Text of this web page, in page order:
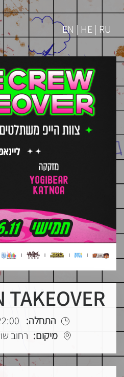
EN | HE | RU
TAKEOVER
התחלה: 06.11.2025
מיקום: רחוב